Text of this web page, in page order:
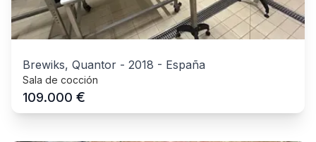
Brewiks, Quantor - 2018 - España
Sala de cocción
109.000 €